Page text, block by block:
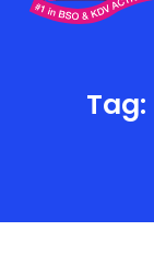
Tag: